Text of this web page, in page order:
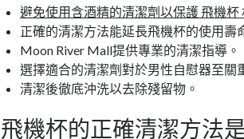
避免使用含酒精的清潔劑以保護 飛機杯
正確的清潔方法能延長飛機杯的使用壽
Moon River Mall提供專業的清潔指導。
選擇適合的清潔劑對於男性自慰器至關
清潔後徹底沖洗以去除殘留物。
飛機杯的正確清潔方法